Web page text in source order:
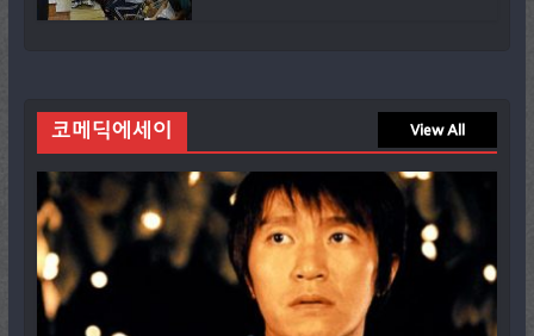
코메딕에세이 View All